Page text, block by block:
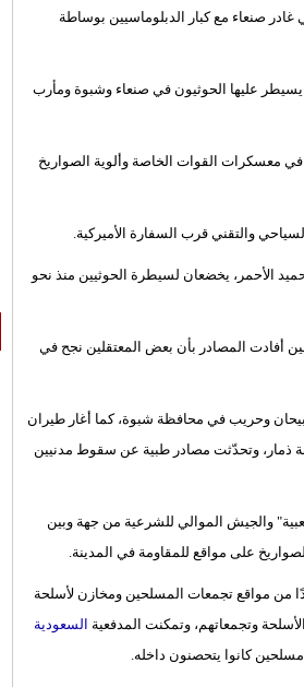
غادر صنعاء مع كبار الدبلوماسيين بوساطة
عليها الحوثيون في صنعاء وشبوة ومأرب
معسكرات القوات الخاصة وألوية الصواريخ
والتقني قرب السفارة الأميركية.
الأحمر، يخضعان لسيطرة الحوثيين منذ نحو
أفادت المصادر بأن بعض المعتقلين نجح في
في مناطق بيحان وحريب في محافظة شبوة، كما أغار طيران
ذمار، وتحدّثت مصادر طبية عن سقوط مدنيين
والجيش الموالي للشرعية من جهة وبين
على مواقع للمقاومة في المدينة.
من مواقع تجمعات المسلحين ومخازن لأسلحة
وتجمعاتهم، وتمكنت المدفعية السعودية